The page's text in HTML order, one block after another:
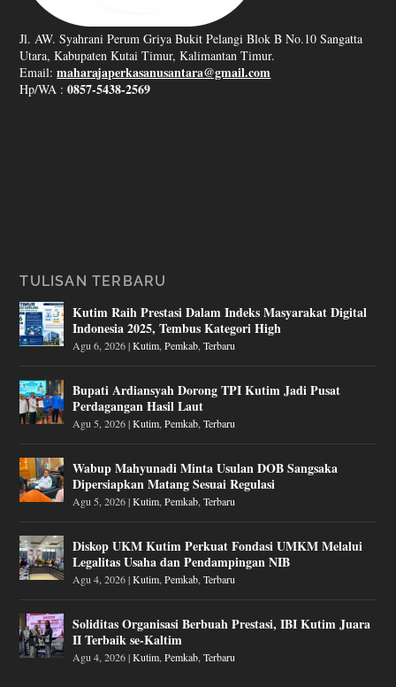
Jl. AW. Syahrani Perum Griya Bukit Pelangi Blok B No.10 Sangatta
Utara, Kabupaten Kutai Timur, Kalimantan Timur.
Email:maharajaperkasanusantara@gmail.com
Hp/WA :0857-5438-2569
TULISAN TERBARU
Kutim Raih Prestasi Dalam Indeks Masyarakat Digital
Indonesia 2025, Tembus Kategori High
Agu 6, 2026|Kutim ,Pemkab ,Terbaru
Bupati Ardiansyah Dorong TPI Kutim Jadi Pusat
Perdagangan Hasil Laut
Agu 5, 2026|Kutim ,Pemkab ,Terbaru
Wabup Mahyunadi Minta Usulan DOB Sangsaka
Dipersiapkan Matang Sesuai Regulasi
Agu 5, 2026|Kutim ,Pemkab ,Terbaru
Diskop UKM Kutim Perkuat Fondasi UMKM Melalui
Legalitas Usaha dan Pendampingan NIB
Agu 4, 2026|Kutim ,Pemkab ,Terbaru
Soliditas Organisasi Berbuah Prestasi, IBI Kutim Juara
II Terbaik se-Kaltim
Agu 4, 2026|Kutim ,Pemkab ,Terbaru